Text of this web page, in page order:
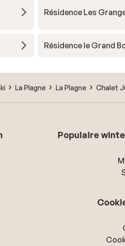
Résidence Les
Résidence le Grand
La Plagne La Plagne Chalet
Populaire